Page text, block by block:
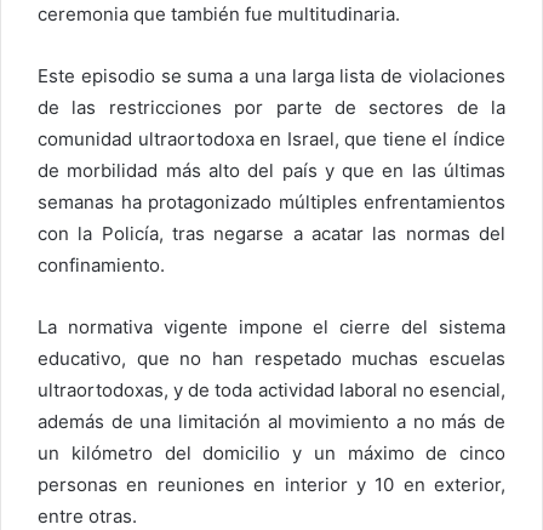
ceremonia que también fue multitudinaria.
Este episodio se suma a una larga lista de violaciones
de las restricciones por parte de sectores de la
comunidad ultraortodoxa en Israel, que tiene el índice
de morbilidad más alto del país y que en las últimas
semanas ha protagonizado múltiples enfrentamientos
con la Policía, tras negarse a acatar las normas del
confinamiento.
La normativa vigente impone el cierre del sistema
educativo, que no han respetado muchas escuelas
ultraortodoxas, y de toda actividad laboral no esencial,
además de una limitación al movimiento a no más de
un kilómetro del domicilio y un máximo de cinco
personas en reuniones en interior y 10 en exterior,
entre otras.